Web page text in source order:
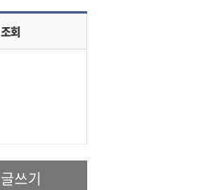
조회
글쓰기